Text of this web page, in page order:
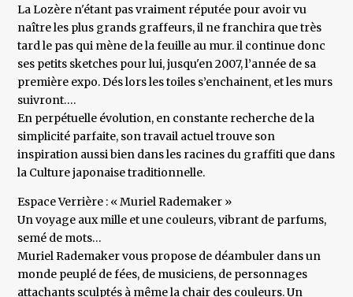
La Lozère n'étant pas vraiment réputée pour avoir vu
naître les plus grands graffeurs, il ne franchira que très
tard le pas qui mène de la feuille au mur. il continue donc
ses petits sketches pour lui, jusqu'en 2007, l’année de sa
première expo. Dés lors les toiles s’enchainent, et les murs
suivront….
En perpétuelle évolution, en constante recherche de la
simplicité parfaite, son travail actuel trouve son
inspiration aussi bien dans les racines du graffiti que dans
la Culture japonaise traditionnelle.
Espace Verrière : « Muriel Rademaker »
Un voyage aux mille et une couleurs, vibrant de parfums,
semé de mots…
Muriel Rademaker vous propose de déambuler dans un
monde peuplé de fées, de musiciens, de personnages
attachants sculptés à même la chair des couleurs. Un